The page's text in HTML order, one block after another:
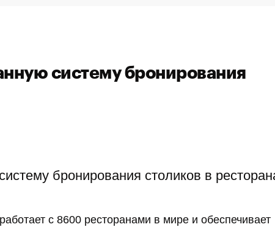
систему бронирования
бронирования столиков в
с 8600 ресторанами в мире и обеспечивает